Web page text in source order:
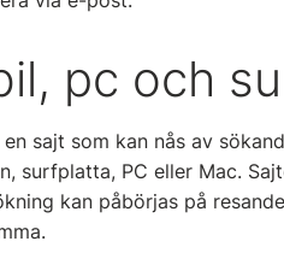
pc och
sajt som kan nås av
surfplatta, PC eller Mac.
kan påbörjas på